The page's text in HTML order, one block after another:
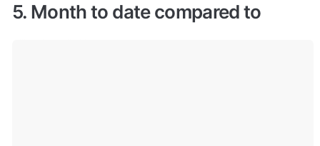
5. Month to date compared to